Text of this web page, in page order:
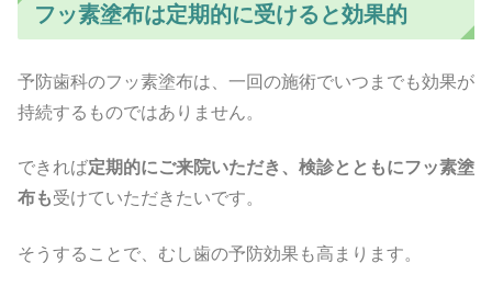
フッ素塗布は定期的に受けると効果的
予防歯科のフッ素塗布は、一回の施術でいつまでも効果が
持続するものではありません。
できれば定期的にご来院いただき、検診とともにフッ素塗
布も受けていただきたいです。
そうすることで、むし歯の予防効果も高まります。